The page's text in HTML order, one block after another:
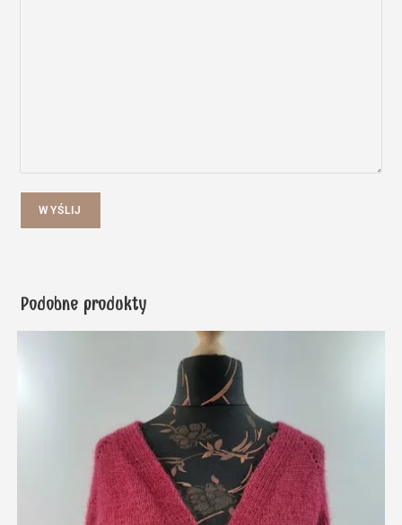
WYŚLIJ
Podobne produkty